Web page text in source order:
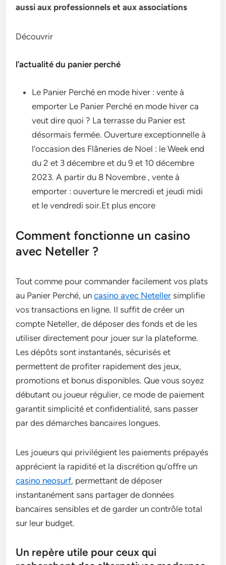
aussi aux professionnels et aux associations
Découvrir
l’actualité du panier perché
Le Panier Perché en mode hiver : vente à
emporter Le Panier Perché en mode hiver ca
veut dire quoi ? La terrasse du Panier est
désormais fermée. Ouverture exceptionnelle à
l’occasion des Flâneries de Noel : le Week end
du 2 et 3 décembre et du 9 et 10 décembre
2023. A partir du 8 Novembre , vente à
emporter : ouverture le mercredi et jeudi midi
et le vendredi soir.Et plus encore
Comment fonctionne un casino
avec Neteller ?
Tout comme pour commander facilement vos plats
au Panier Perché, uncasino avec Neteller simplifie
vos transactions en ligne. Il suffit de créer un
compte Neteller, de déposer des fonds et de les
utiliser directement pour jouer sur la plateforme.
Les dépôts sont instantanés, sécurisés et
permettent de profiter rapidement des jeux,
promotions et bonus disponibles. Que vous soyez
débutant ou joueur régulier, ce mode de paiement
garantit simplicité et confidentialité, sans passer
par des démarches bancaires longues.
Les joueurs qui privilégient les paiements prépayés
apprécient la rapidité et la discrétion qu’offre un
casino neosurf, permettant de déposer
instantanément sans partager de données
bancaires sensibles et de garder un contrôle total
sur leur budget.
Un repère utile pour ceux qui